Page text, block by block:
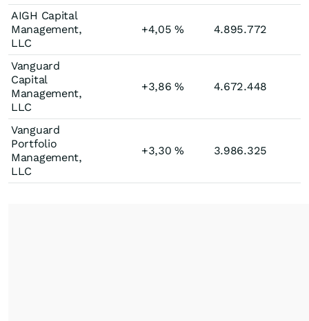
AIGH Capital
Management,
LLC
+4,05% 4.895.772
Vanguard
Capital
Management,
LLC
+3,86% 4.672.448
Vanguard
Portfolio
Management,
LLC
+3,30% 3.986.325